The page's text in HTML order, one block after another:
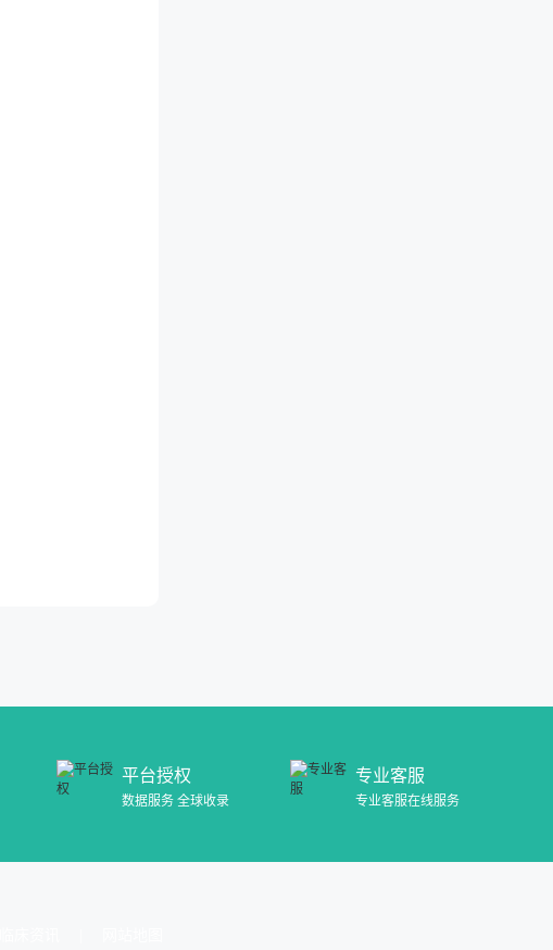
平台授权
数据服务 全球收录
专业客服
专业客服在线服务